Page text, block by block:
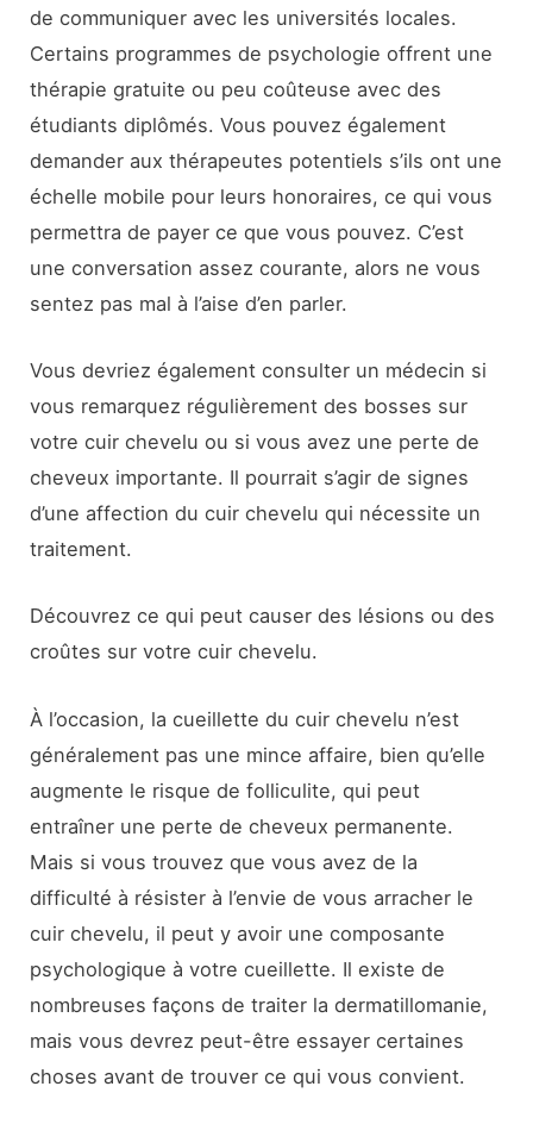
de communiquer avec les universités locales.
Certains programmes de psychologie offrent une
thérapie gratuite ou peu coûteuse avec des
étudiants diplômés. Vous pouvez également
demander aux thérapeutes potentiels s’ils ont une
échelle mobile pour leurs honoraires, ce qui vous
permettra de payer ce que vous pouvez. C’est
une conversation assez courante, alors ne vous
sentez pas mal à l’aise d’en parler.
Vous devriez également consulter un médecin si
vous remarquez régulièrement des bosses sur
votre cuir chevelu ou si vous avez une perte de
cheveux importante. Il pourrait s’agir de signes
d’une affection du cuir chevelu qui nécessite un
traitement.
Découvrez ce qui peut causer des lésions ou des
croûtes sur votre cuir chevelu.
À l’occasion, la cueillette du cuir chevelu n’est
généralement pas une mince affaire, bien qu’elle
augmente le risque de folliculite, qui peut
entraîner une perte de cheveux permanente.
Mais si vous trouvez que vous avez de la
difficulté à résister à l’envie de vous arracher le
cuir chevelu, il peut y avoir une composante
psychologique à votre cueillette. Il existe de
nombreuses façons de traiter la dermatillomanie,
mais vous devrez peut-être essayer certaines
choses avant de trouver ce qui vous convient.